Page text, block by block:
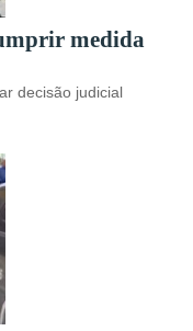
medida
decisão judicial